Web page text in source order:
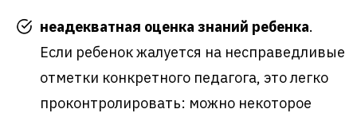
неадекватная оценка знаний ребенка.
Если ребенок жалуется на несправедливые
отметки конкретного педагога, это легко
проконтролировать: можно некоторое